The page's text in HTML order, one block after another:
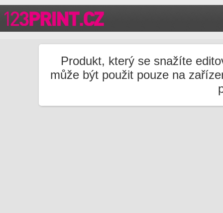
Produkt, který se snažíte
může být použit pouze na